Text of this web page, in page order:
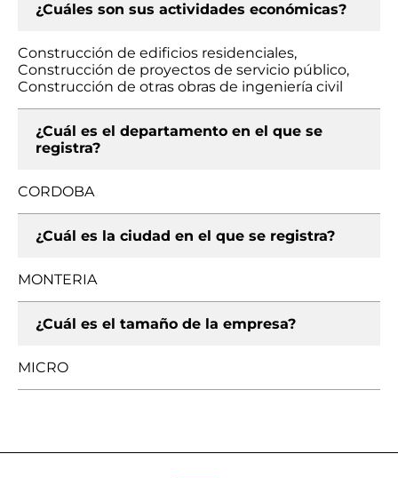
¿Cuáles son sus actividades económicas?
Construcción de edificios residenciales,
Construcción de proyectos de servicio público,
Construcción de otras obras de ingeniería civil
¿Cuál es el departamento en el que se
registra?
CORDOBA
¿Cuál es la ciudad en el que se registra?
MONTERIA
¿Cuál es el tamaño de la empresa?
MICRO